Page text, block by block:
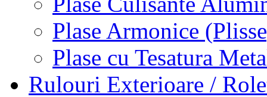
Plase Armonice
Plase cu Tesatura
Rulouri Exterioare /